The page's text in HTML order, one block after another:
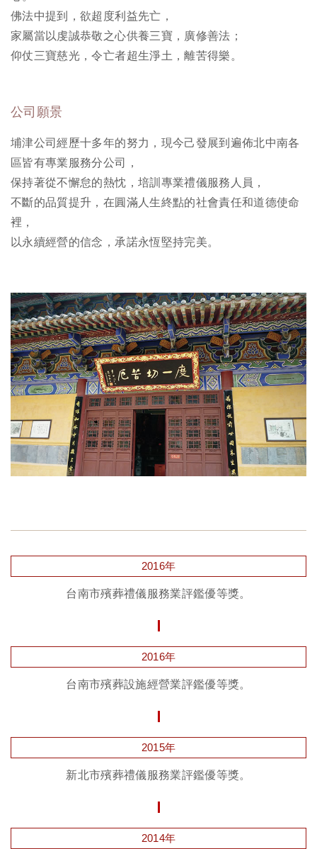
佛法中提到，欲超度利益先亡，
家屬當以虔誠恭敬之心供養三寶，廣修善法；
仰仗三寶慈光，令亡者超生淨土，離苦得樂。
公司願景
埔津公司經歷十多年的努力，現今己發展到遍佈北中南各
區皆有專業服務分公司，
保持著從不懈怠的熱忱，培訓專業禮儀服務人員，
不斷的品質提升，在圓滿人生終點的社會責任和道德使命
裡，
以永續經營的信念，承諾永恆堅持完美。
2016年
台南市殯葬禮儀服務業評鑑優等獎。
2016年
台南市殯葬設施經營業評鑑優等獎。
2015年
新北市殯葬禮儀服務業評鑑優等獎。
2014年